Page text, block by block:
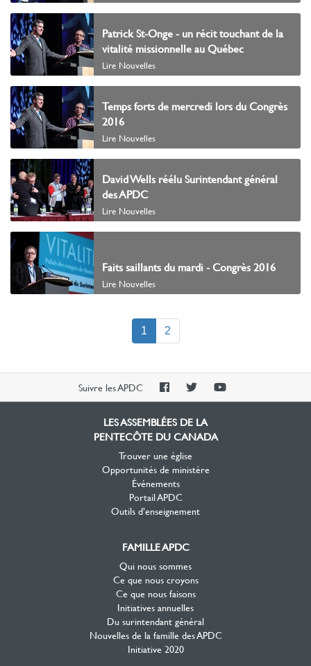
Patrick St-Onge - un récit touchant de la
vitalité missionnelle au Québec
Lire Nouvelles
Temps forts de mercredi lors du Congrès
2016
Lire Nouvelles
David Wells réélu Surintendant général
des APDC
Lire Nouvelles
Faits saillants du mardi - Congrès 2016
Lire Nouvelles
1 (current)
2
Suivre les APDC
PAOCPAOCPAOC
LES ASSEMBLÉES DE LA
PENTECÔTE DU CANADA
Trouver une église
Opportunités de ministère
Événements
Portail APDC
Outils d’enseignement
FAMILLE APDC
Qui nous sommes
Ce que nous croyons
Ce que nous faisons
Initiatives annuelles
Du surintendant général
Nouvelles de la famille des APDC
Initiative 2020